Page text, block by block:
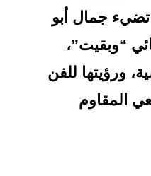
تضيء جمال أبو
“وبقيت”،
ورؤيتها للفن
المقاوم